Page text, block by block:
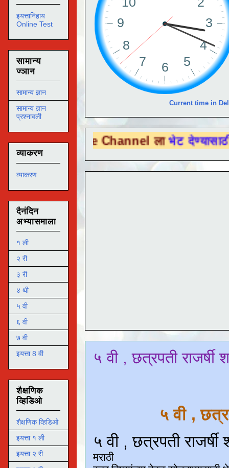
Current time in
Channel लाभेट देण्यासाठी येथे क्लिक
५ वी , छत्रपती राजर्षी
५ वी ,
इयत्तानिहाय
Online Test
सामान्य
ज्ञान
सामान्य ज्ञान
सामान्य ज्ञान
प्रश्नावली
व्याकरण
व्याकरण
दैनंदिन
अभ्यासमाला
१ ली
२ री
३ री
४ थी
५ वी
६ वी
७ वी
इयत्ता 8 वी
शैक्षणिक
व्हिडिओ
शैक्षणिक व्हिडिओ
इयत्ता १ ली
इयत्ता २ री